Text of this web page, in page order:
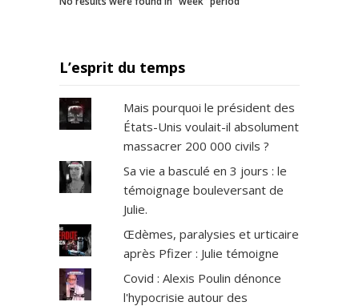
L’esprit du temps
Mais pourquoi le président des
États-Unis voulait-il absolument
massacrer 200 000 civils ?
Sa vie a basculé en 3 jours : le
témoignage bouleversant de
Julie.
Œdèmes, paralysies et urticaire
après Pfizer : Julie témoigne
Covid : Alexis Poulin dénonce
l'hypocrisie autour des